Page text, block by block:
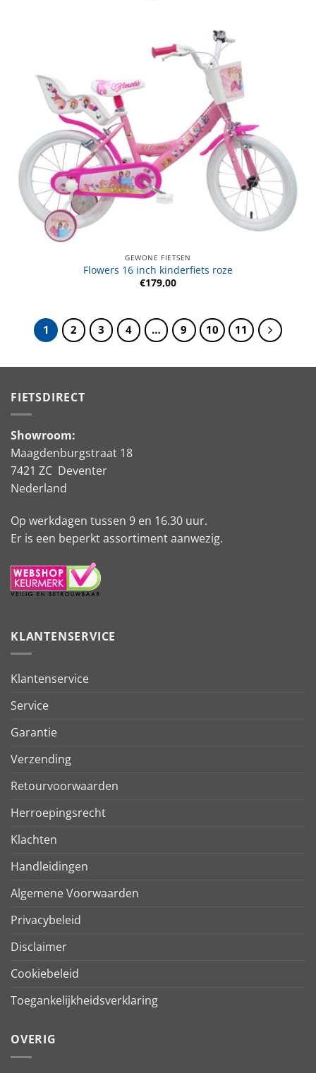
GEWONE FIETSEN
Flowers 16 inch kinderfiets roze
€179,00
1 2 3 4 … 9 10 11
FIETSDIRECT
Showroom:
Maagdenburgstraat 18
7421 ZC Deventer
Nederland
Op werkdagen tussen 9 en 16.30 uur.
Er is een beperkt assortiment aanwezig.
KLANTENSERVICE
Klantenservice
Service
Garantie
Verzending
Retourvoorwaarden
Herroepingsrecht
Klachten
Handleidingen
Algemene Voorwaarden
Privacybeleid
Disclaimer
Cookiebeleid
Toegankelijkheidsverklaring
OVERIG